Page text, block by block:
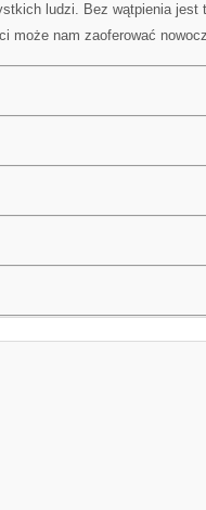
ludzi. Bez wątpienia jest
może nam zaoferować